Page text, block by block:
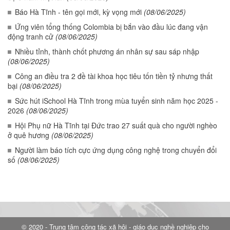
Báo Hà Tĩnh - tên gọi mới, kỳ vọng mới (08/06/2025)
Ứng viên tổng thống Colombia bị bắn vào đầu lúc đang vận
động tranh cử (08/06/2025)
Nhiều tỉnh, thành chốt phương án nhân sự sau sáp nhập
(08/06/2025)
Công an điều tra 2 đề tài khoa học tiêu tốn tiền tỷ nhưng thất
bại (08/06/2025)
Sức hút iSchool Hà Tĩnh trong mùa tuyển sinh năm học 2025 -
2026 (08/06/2025)
Hội Phụ nữ Hà Tĩnh tại Đức trao 27 suất quà cho người nghèo
ở quê hương (08/06/2025)
Người làm báo tích cực ứng dụng công nghệ trong chuyển đổi
số (08/06/2025)
© 2020 - Trung tâm công tác xã hội - giáo dục nghề nghiệp cho